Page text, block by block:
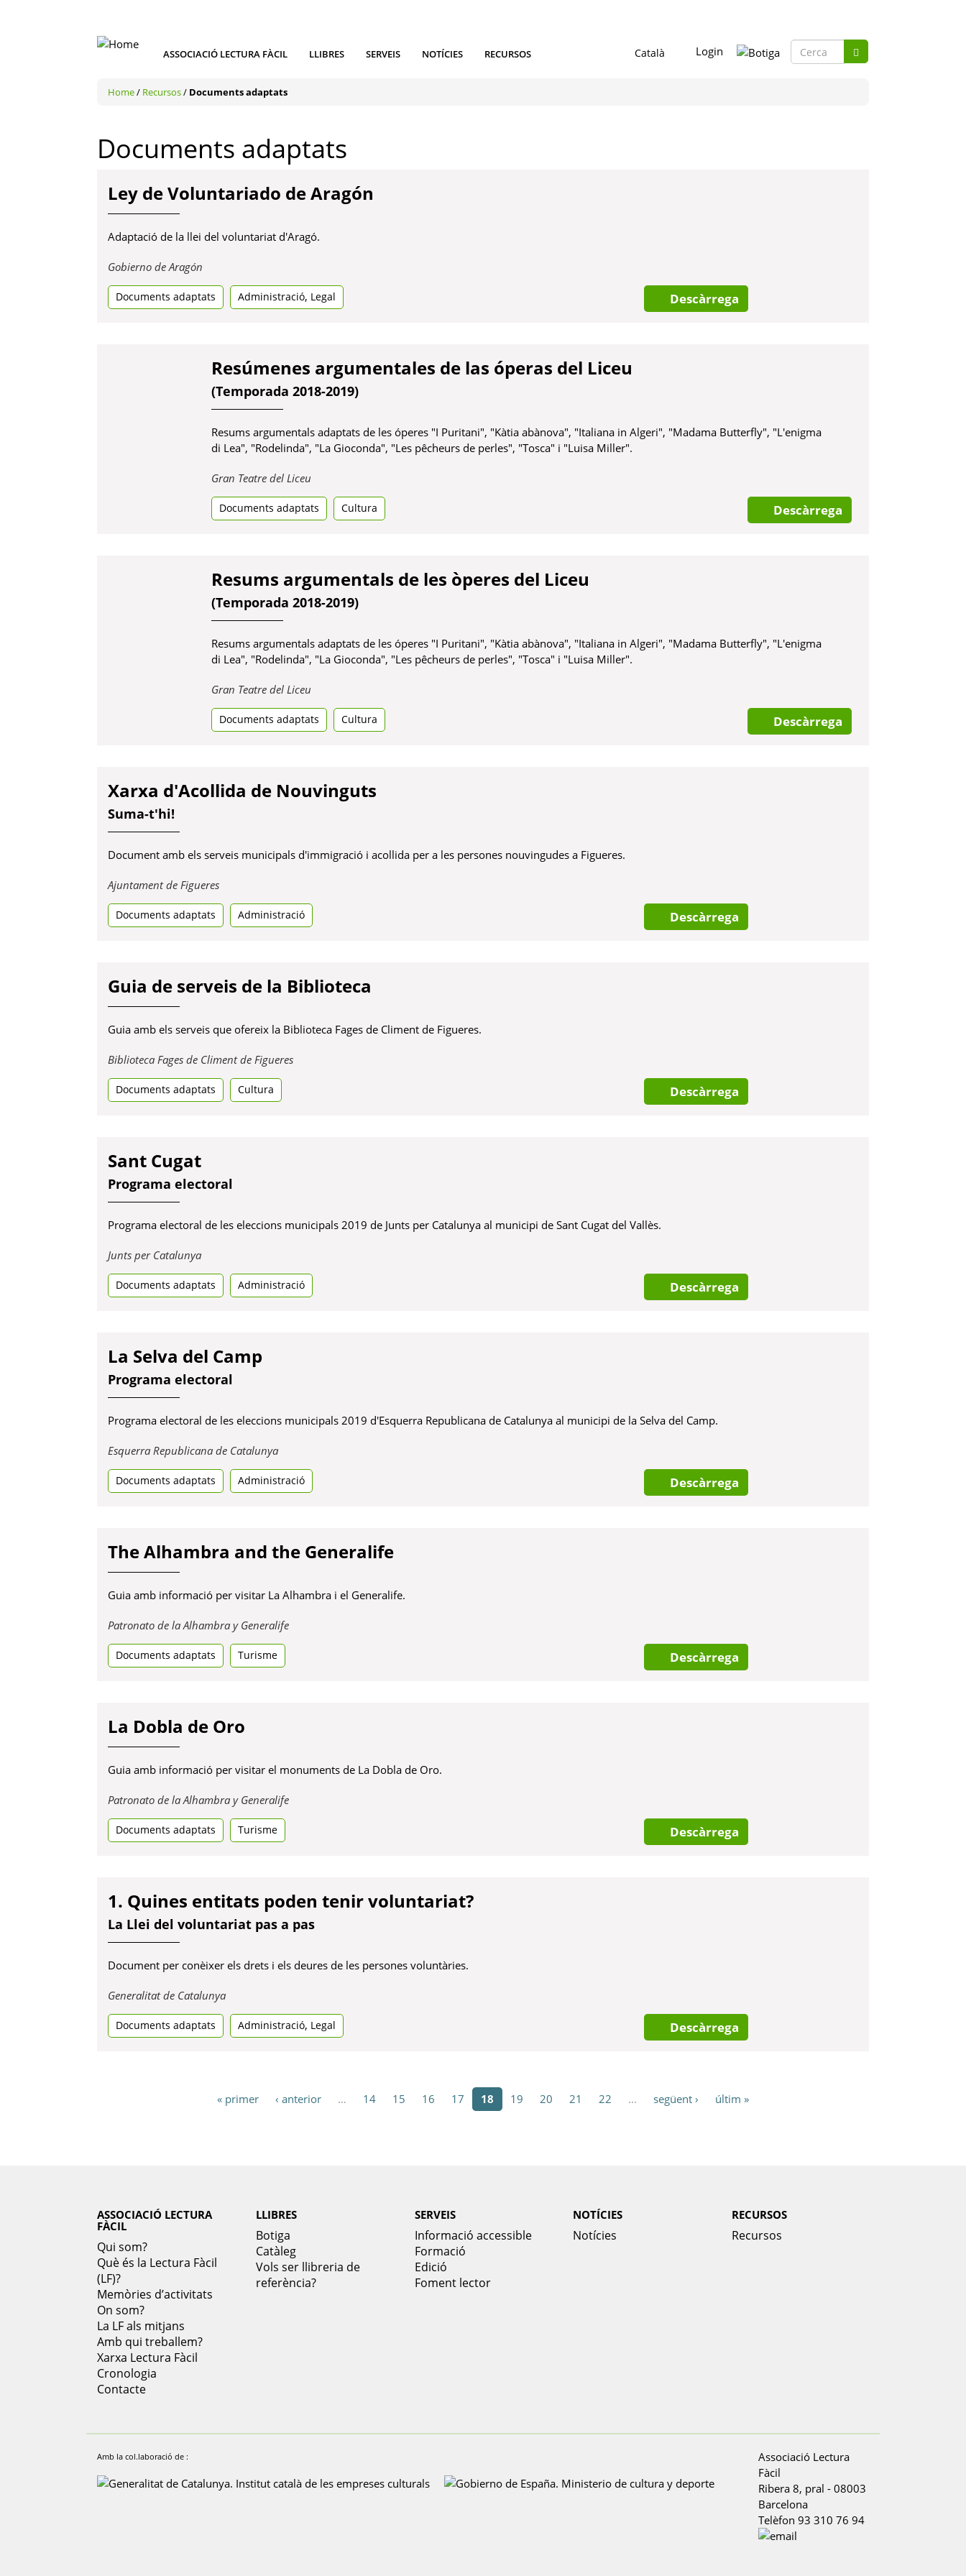
ASSOCIACIÓ LECTURA FÀCIL LLIBRES SERVEIS NOTÍCIES RECURSOS Login
Formulari
Home/ Recursos/ Documents adaptats
Documents adaptats
Ley de Voluntariado de Aragón
Adaptació de la llei del voluntariat d'Aragó.
Gobierno de Aragón
en
una
pestanya
Documents adaptats Administració, Legal Descàrrega
Resúmenes argumentales de las óperas del Liceu
(Temporada 2018-2019)
Resums argumentals adaptats de les óperes "I Puritani", "Kàtia abànova", "Italiana in Algeri", "Madama Butterfly", "L'enigma
di Lea", "Rodelinda", "La Gioconda", "Les pêcheurs de perles", "Tosca" i "Luisa Miller".
Obre
en
una
pestanya
Cultura
Resums argumentals de les òperes del Liceu
(Temporada 2018-2019)
Resums argumentals adaptats de les óperes "I Puritani", "Kàtia abànova", "Italiana in Algeri", "Madama Butterfly", "L'enigma
di Lea", "Rodelinda", "La Gioconda", "Les pêcheurs de perles", "Tosca" i "Luisa Miller".
Gran Teatre del Liceu
en
una
pestanya
Documents adaptats Cultura Descàrrega
Xarxa d'Acollida de Nouvinguts
Suma-t'hi!
Document amb els serveis municipals d'immigració i acollida per a les persones nouvingudes a Figueres.
Ajuntament de FigueresObre
en
pestanya
Documents adaptats Administració Descàrrega
Guia de serveis de la Biblioteca
Guia amb els serveis que ofereix la Biblioteca Fages de Climent de Figueres.
Biblioteca Fages de Climent de FigueresObre
Documents adaptats Cultura Descàrrega
Sant Cugat
Programa electoral
Programa electoral de les eleccions municipals 2019 de Junts per Catalunya al municipi de Sant Cugat del Vallès.
Junts per CatalunyaObre
en
una
pestanya
Documents adaptats Administració Descàrrega
La Selva del Camp
Programa electoral
Programa electoral de les eleccions municipals 2019 d'Esquerra Republicana de Catalunya al municipi de la Selva del Camp.
Esquerra Republicana de CatalunyaObre
en
una
pestanya
Documents adaptats Administració Descàrrega
The Alhambra and the Generalife
Guia amb informació per visitar La Alhambra i el Generalife.
Patronato de la Alhambra y GeneralifeObre
Documents adaptats Turisme Descàrrega
La Dobla de Oro
Guia amb informació per visitar el monuments de La Dobla de Oro.
Patronato de la Alhambra y GeneralifeObre
Documents adaptats Turisme Descàrrega
1. Quines entitats poden tenir voluntariat?
La Llei del voluntariat pas a pas
Document per conèixer els drets i els deures de les persones voluntàries.
Generalitat de CatalunyaObre
en
una
pestanya
Documents adaptats Administració, Legal Descàrrega
« primer ‹ anterior … 14 15 16 17 18 19 20 21 22 … següent › últim »
ASSOCIACIÓ LECTURA
FÀCIL
Qui som?
Què és la Lectura Fàcil
(LF)?
Memòries d’activitats
On som?
La LF als mitjans
Amb qui treballem?
Xarxa Lectura Fàcil
Cronologia
Contacte
LLIBRES
Botiga
Catàleg
Vols ser llibreria de
referència?
SERVEIS
Informació accessible
Formació
Edició
Foment lector
NOTÍCIES
Notícies
RECURSOS
Recursos
Amb la col.laboració de :
Associació Lectura
Fàcil
Ribera 8, pral - 08003
Barcelona
Telèfon 93 310 76 94